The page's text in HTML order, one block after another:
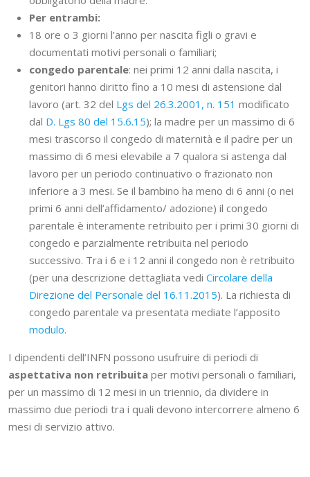
Per entrambi:
18 ore o 3 giorni l’anno per nascita figli o gravi e
documentati motivi personali o familiari;
congedo parentale: nei primi 12 anni dalla nascita, i
genitori hanno diritto fino a 10 mesi di astensione dal
lavoro (art. 32 del Lgs del 26.3.2001, n. 151 modificato
dal D. Lgs 80 del 15.6.15); la madre per un massimo di 6
mesi trascorso il congedo di maternità e il padre per un
massimo di 6 mesi elevabile a 7 qualora si astenga dal
lavoro per un periodo continuativo o frazionato non
inferiore a 3 mesi. Se il bambino ha meno di 6 anni (o nei
primi 6 anni dell’affidamento/ adozione) il congedo
parentale è interamente retribuito per i primi 30 giorni di
congedo e parzialmente retribuita nel periodo
successivo. Tra i 6 e i 12 anni il congedo non è retribuito
(per una descrizione dettagliata vedi Circolare della
Direzione del Personale del 16.11.2015). La richiesta di
congedo parentale va presentata mediate l’apposito
modulo.
I dipendenti dell’INFN possono usufruire di periodi di
aspettativa non retribuita per motivi personali o familiari,
per un massimo di 12 mesi in un triennio, da dividere in
massimo due periodi tra i quali devono intercorrere almeno 6
mesi di servizio attivo.